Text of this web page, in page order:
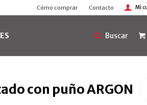
Cómo comprar Contacto
con puño ARGON